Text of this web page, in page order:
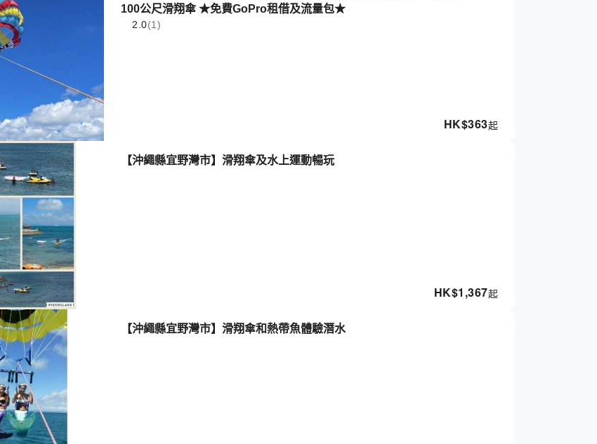
100公尺滑翔傘 ★免費GoPro租借及流量包★
2.0(1)
HK$363起
【沖繩縣宜野灣市】滑翔傘及水上運動暢玩
HK$1,367起
【沖繩縣宜野灣市】滑翔傘和熱帶魚體驗潛水